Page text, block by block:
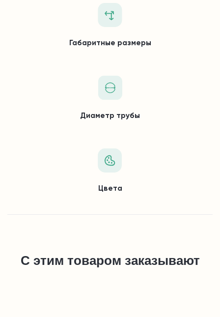
Габаритные размеры
Диаметр трубы
Цвета
С этим товаром заказывают